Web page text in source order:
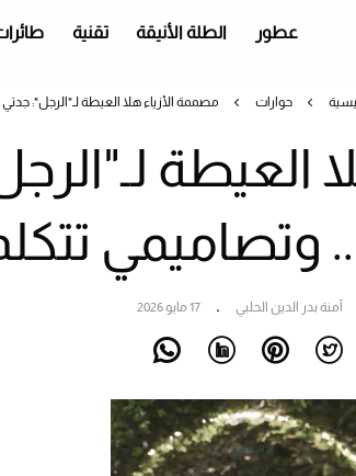
عطور الطلة الأنيقة تقنية
حوارات مصممة الأزياء هلا العيطة لـ"الرجل":
العيطة
وتصاميمي
آمنة بدر الدين الحلبي 17 مايو 2026